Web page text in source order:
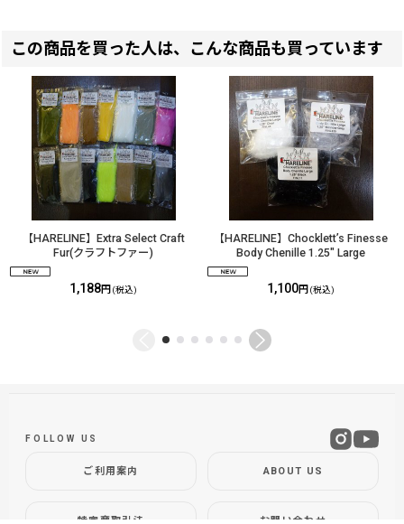
この商品を買った人は、こんな商品も買っています
【HARELINE】Extra Select Craft
Fur(クラフトファー)
1,188円 (税込)
【HARELINE】Chocklett’s Finesse
Body Chenille 1.25" Large
1,100円 (税込)
ご利用案内 ABOUT US
特定商取引法 お問い合わせ
FOLLOW US